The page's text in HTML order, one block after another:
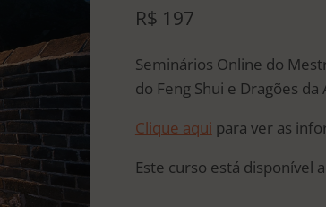
R$ 197
Seminários Online do
do Feng Shui e Dragões da
Clique aqui para ver as
Este curso está disponível